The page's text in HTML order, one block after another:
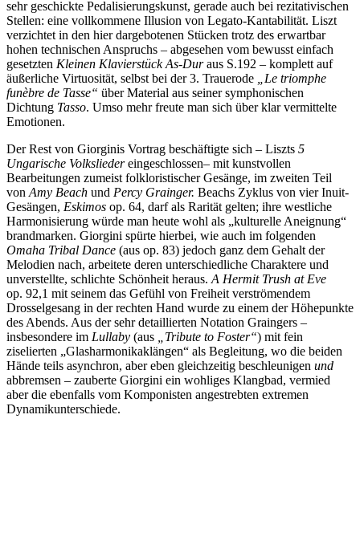
sehr geschickte Pedalisierungskunst, gerade auch bei rezitativischen
Stellen: eine vollkommene Illusion von Legato-Kantabilität. Liszt
verzichtet in den hier dargebotenen Stücken trotz des erwartbar
hohen technischen Anspruchs – abgesehen vom bewusst einfach
gesetzten Kleinen Klavierstück As-Duraus S.192 – komplett auf
äußerliche Virtuosität, selbst bei der 3. Trauerode
„Le triomphe
funèbre de Tasse“ über Material aus seiner symphonischen
Dichtung Tasso. Umso mehr freute man sich über klar vermittelte
Emotionen.
Der Rest von Giorginis Vortrag beschäftigte sich – Liszts 5
Ungarische Volksliedereingeschlossen– mit kunstvollen
Bearbeitungen zumeist folkloristischer Gesänge, im zweiten Teil
von Amy Beach und Percy Grainger. Beachs Zyklus von vier Inuit-
Gesängen, Eskimos op. 64, darf als Rarität gelten; ihre westliche
Harmonisierung würde man heute wohl als „kulturelle Aneignung“
brandmarken. Giorgini spürte hierbei, wie auch im folgenden
Omaha Tribal Dance (aus op. 83) jedoch ganz dem Gehalt der
Melodien nach, arbeitete deren unterschiedliche Charaktere und
unverstellte, schlichte Schönheit heraus. A Hermit Trush at Eve
op. 92,1 mit seinem das Gefühl von Freiheit verströmendem
Drosselgesang in der rechten Hand wurde zu einem der Höhepunkte
des Abends. Aus der sehr detaillierten Notation Graingers –
insbesondere im Lullaby (aus Tribute to Foster“) mit fein
ziselierten „Glasharmonikaklängen“ als Begleitung, wo die beiden
Hände teils asynchron, aber eben gleichzeitig beschleunigen und
abbremsen – zauberte Giorgini ein wohliges Klangbad, vermied
aber die ebenfalls vom Komponisten angestrebten extremen
Dynamikunterschiede.